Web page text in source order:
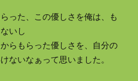
った、この優しさを俺は、も
いし
らもらった優しさを、自分の
ないなぁって思いました。